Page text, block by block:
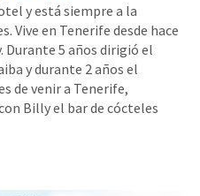
y está siempre a la
Vive en Tenerife desde hace
Durante 5 años dirigió el
y durante 2 años el
de venir a Tenerife,
Billy el bar de cócteles